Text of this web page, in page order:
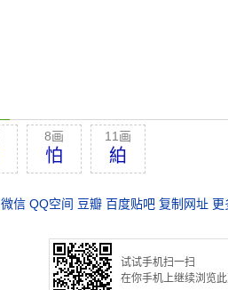
8画
怕
11画
絈
微信 QQ空间 豆瓣 百度贴吧 复制网址 更
试试手机扫一扫
在你手机上继续浏览